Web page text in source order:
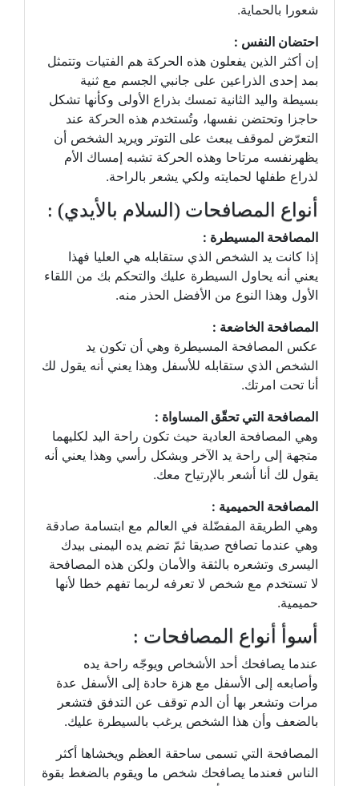
شعورا بالحماية.
احتضان النفس :
إن أكثر الذين يفعلون هذه الحركة هم الفتيات وتتمثل
بمد إحدى الذراعين على جانبي الجسم مع ثنية
بسيطة واليد الثانية تمسك بذراع الأولى وكأنها تشكل
حاجزا وتحتضن نفسها، وتُستخدم هذه الحركة عند
التعرّض لموقف يبعث على التوتر ويريد الشخص أن
يظهرنفسه مرتاحا وهذه الحركة تشبه إمساك الأم
لذراع طفلها لحمايته ولكي يشعر بالراحة.
أنواع المصافحات (السلام بالأيدي) :
المصافحة المسيطرة :
إذا كانت يد الشخص الذي ستقابله هي العليا فهذا
يعني أنه يحاول السيطرة عليك والتحكم بك من اللقاء
الأول وهذا النوع من الأفضل الحذر منه.
المصافحة الخاضعة :
عكس المصافحة المسيطرة وهي أن تكون يد
الشخص الذي ستقابله للأسفل وهذا يعني أنه يقول لك
أنا تحت امرتك.
المصافحة التي تحقّق المساواة :
وهي المصافحة العادية حيث تكون راحة اليد لكليهما
متجهة إلى راحة يد الآخر وبشكل رأسي وهذا يعني أنه
يقول لك أنا أشعر بالإرتياح معك.
المصافحة الحميمية :
وهي الطريقة المفضّلة في العالم مع ابتسامة صادقة
وهي عندما تصافح صديقا ثمّ تضم يده اليمنى بيدك
اليسرى وتشعره بالثقة والأمان ولكن هذه المصافحة
لا تستخدم مع شخص لا تعرفه لربما تفهم خطا لأنها
حميمية.
أسوأ أنواع المصافحات :
عندما يصافحك أحد الأشخاص ويوجّه راحة يده
وأصابعه إلى الأسفل مع هزة حادة إلى الأسفل عدة
مرات وتشعر بها أن الدم توقف عن التدفق فتشعر
بالضعف وأن هذا الشخص يرغب بالسيطرة عليك.
المصافحة التي تسمى ساحقة العظم ويخشاها أكثر
الناس فعندما يصافحك شخص ما ويقوم بالضغط بقوة